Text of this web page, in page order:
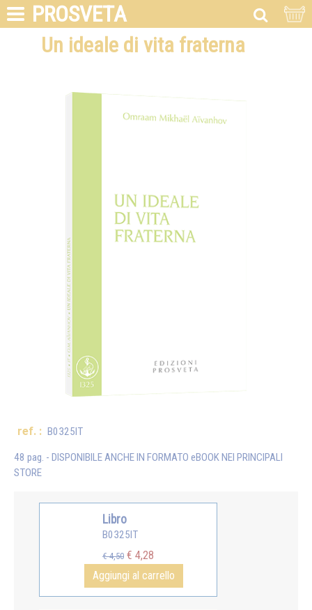
PROSVETA
Un ideale di vita fraterna
ref. : B0325IT
48 pag. - DISPONIBILE ANCHE IN FORMATO eBOOK NEI PRINCIPALI
STORE
Libro
B0325IT
€ 4,50 € 4,28
Aggiungi al carrello